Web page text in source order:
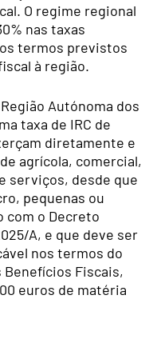
O regime regional
nas taxas
termos previstos
à região.
Autónoma dos
taxa de IRC de
diretamente e
agrícola, comercial,
serviços, desde que
pequenas ou
com o Decreto
A, e que deve ser
nos termos do
Benefícios Fiscais,
euros de matéria